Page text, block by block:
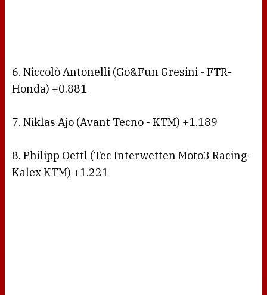
6. Niccolò Antonelli (Go&Fun Gresini - FTR-
Honda) +0.881
7. Niklas Ajo (Avant Tecno - KTM) +1.189
8. Philipp Oettl (Tec Interwetten Moto3 Racing -
Kalex KTM) +1.221